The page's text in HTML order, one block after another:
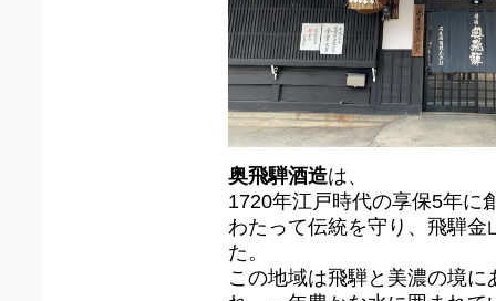
奥飛騨酒造は、
1720年江戸時代の享保5年に
わたって伝統を守り、飛騨
た。
この地域は飛騨と美濃の境